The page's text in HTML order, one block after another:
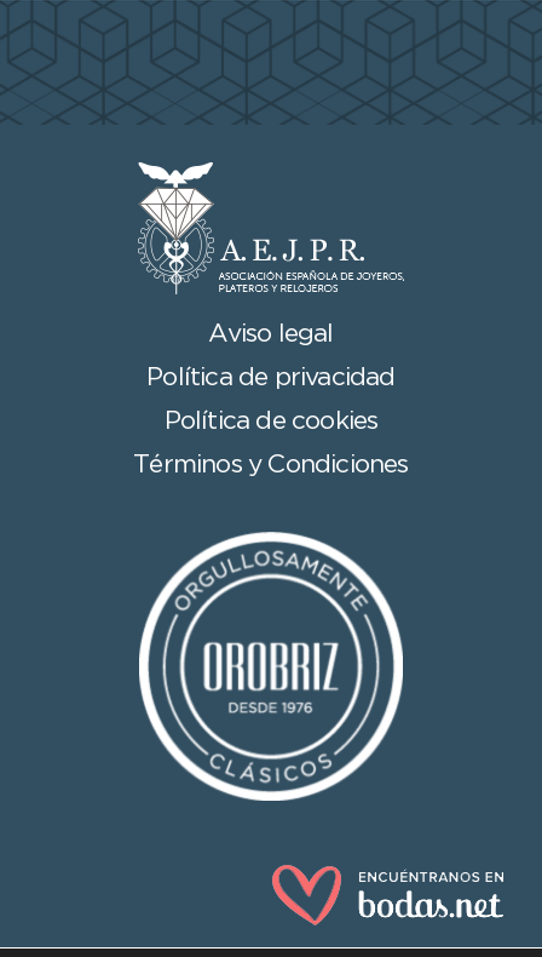
Aviso legal
Política de privacidad
Política de cookies
Términos y Condiciones